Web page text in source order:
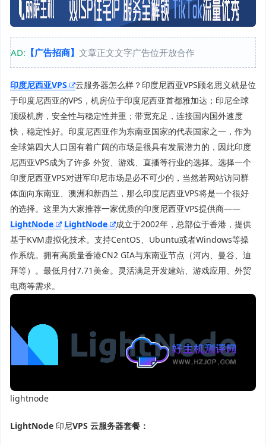
AD: 【广告招商】 文章正文文字广告位开放合作
印度尼西亚VPS
云服务器怎么样？印度尼西亚VPS顾名思义就是位
于印度尼西亚的VPS，机房位于印度尼西亚首都雅加达；印尼全球
顶级机房，安全性与稳定性并重；带宽充足，连接国内国外速度
快，稳定性好。印度尼西亚作为东南亚国家的代表国家之一，作为
全球第四大人口国有着广阔的市场是很具有发展潜力的，因此印度
尼西亚VPS成为了许多 外贸、游戏、直播等行业的选择。选择一个
印度尼西亚VPS对进军印尼市场是必不可少的，当然若网站访问群
体面向东南亚、澳洲和新西兰，那么印度尼西亚VPS将是一个很好
的选择。这里为大家推荐一家优质的印度尼西亚VPS提供商——
LightNode
LightNode
成立于2002年，总部位于香港，提供
基于KVM虚拟化技术。支持CentOS、Ubuntu或者Windows等操
作系统。拥有高质量香港CN2 GIA与东南亚节点（河内、曼谷、迪
拜等）。最低月付7.71美金。灵活满足开发建站、游戏应用、外贸
电商等需求。
lightnode
LightNode 印尼VPS 云服务器套餐：